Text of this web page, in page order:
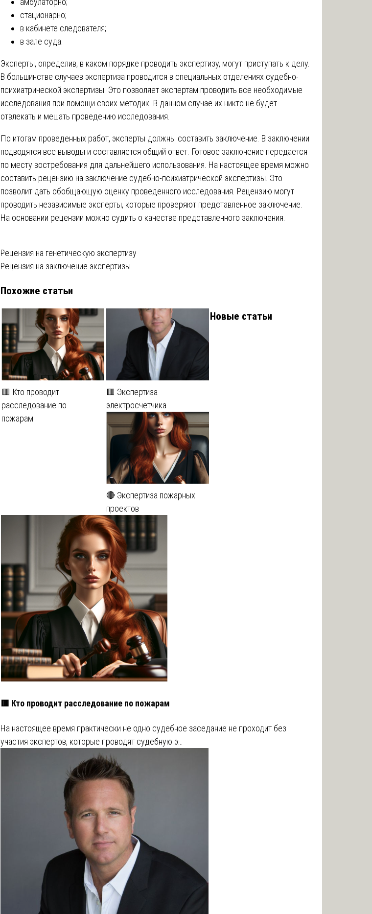
стационарно;
в кабинете следователя;
в зале суда.
Эксперты‚ определив‚ в каком порядке проводить экспертизу‚ могут приступать к делу.
В большинстве случаев экспертиза проводится в специальных отделениях судебно-
психиатрической экспертизы. Это позволяет экспертам проводить все необходимые
исследования при помощи своих методик. В данном случае их никто не будет
отвлекать и мешать проведению исследования.
По итогам проведенных работ, эксперты должны составить заключение. В заключении
подводятся все выводы и составляется общий ответ. Готовое заключение передается
по месту востребования для дальнейшего использования. На настоящее время можно
составить рецензию на заключение судебно-психиатрической экспертизы. Это
позволит дать обобщающую оценку проведенного исследования. Рецензию могут
проводить независимые эксперты, которые проверяют представленное заключение.
На основании рецензии можно судить о качестве представленного заключения.
Навигация
по
записям
Рецензия на генетическую экспертизу
Рецензия на заключение экспертизы
Похожие статьи
🟥 Кто проводит
расследование по
пожарам
🟥 Экспертиза
электросчетчика
🔴 Экспертиза пожарных
проектов
Новые статьи
🟥 Кто проводит расследование по пожарам
На настоящее время практически не одно судебное заседание не проходит без
участия экспертов, которые проводят судебную э…